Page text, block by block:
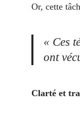
Or, cette
« Ces
ont
Clarté et